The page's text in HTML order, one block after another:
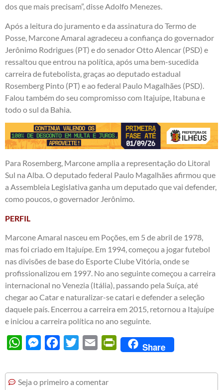
dos que mais precisam”, disse Adolfo Menezes.
Após a leitura do juramento e da assinatura do Termo de
Posse, Marcone Amaral agradeceu a confiança do governador
Jerônimo Rodrigues (PT) e do senador Otto Alencar (PSD) e
ressaltou que entrou na política, após uma bem-sucedida
carreira de futebolista, graças ao deputado estadual
Rosemberg Pinto (PT) e ao federal Paulo Magalhães (PSD).
Falou também do seu compromisso com Itajuípe, Itabuna e
todo o sul da Bahia.
Para Rosemberg, Marcone amplia a representação do Litoral
Sul na Alba. O deputado federal Paulo Magalhães afirmou que
a Assembleia Legislativa ganha um deputado que vai defender,
como poucos, o governador Jerônimo.
PERFIL
Marcone Amaral nasceu em Poções, em 5 de abril de 1978,
mas foi criado em Itajuípe. Em 1994, começou a jogar futebol
nas divisões de base do Esporte Clube Vitória, onde se
profissionalizou em 1997. No ano seguinte começou a carreira
internacional no Venezia (Itália), passando pela Suíça, até
chegar ao Catar e naturalizar-se catari e defender a seleção
daquele país. Encerrou a carreira em 2015, retornou a Itajuípe
e iniciou a carreira política no ano seguinte.
WhatsAppMessengerFacebook
Twitter Email PrintFriendly
Share
Seja o primeiro a comentar